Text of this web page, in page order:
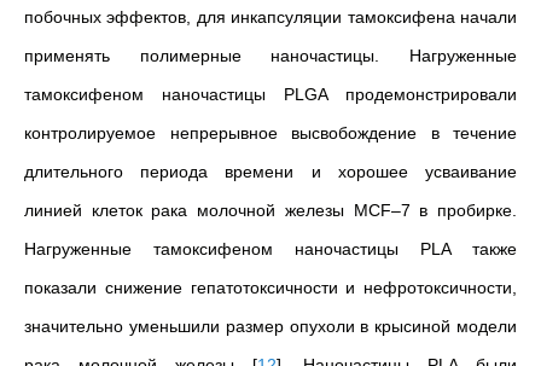
побочных эффектов, для инкапсуляции тамоксифена начали
применять полимерные наночастицы. Нагруженные
тамоксифеном наночастицы PLGA продемонстрировали
контролируемое непрерывное высвобождение в течение
длительного периода времени и хорошее усваивание
линией клеток рака молочной железы MCF–7 в пробирке.
Нагруженные тамоксифеном наночастицы PLA также
показали снижение гепатотоксичности и нефротоксичности,
значительно уменьшили размер опухоли в крысиной модели